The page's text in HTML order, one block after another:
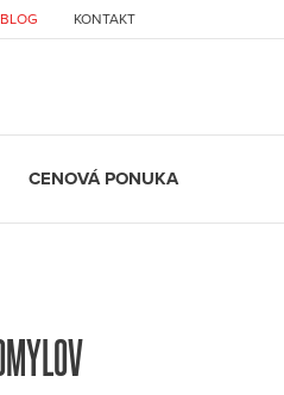
BLOG KONTAKT
CENOVÁ PONUKA